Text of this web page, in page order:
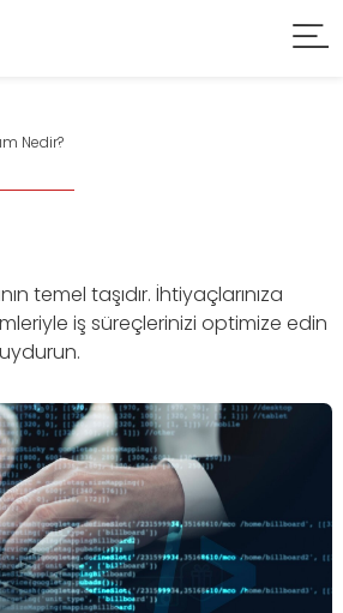
Nedir?
temel taşıdır. İhtiyaçlarınıza
iş süreçlerinizi optimize edin